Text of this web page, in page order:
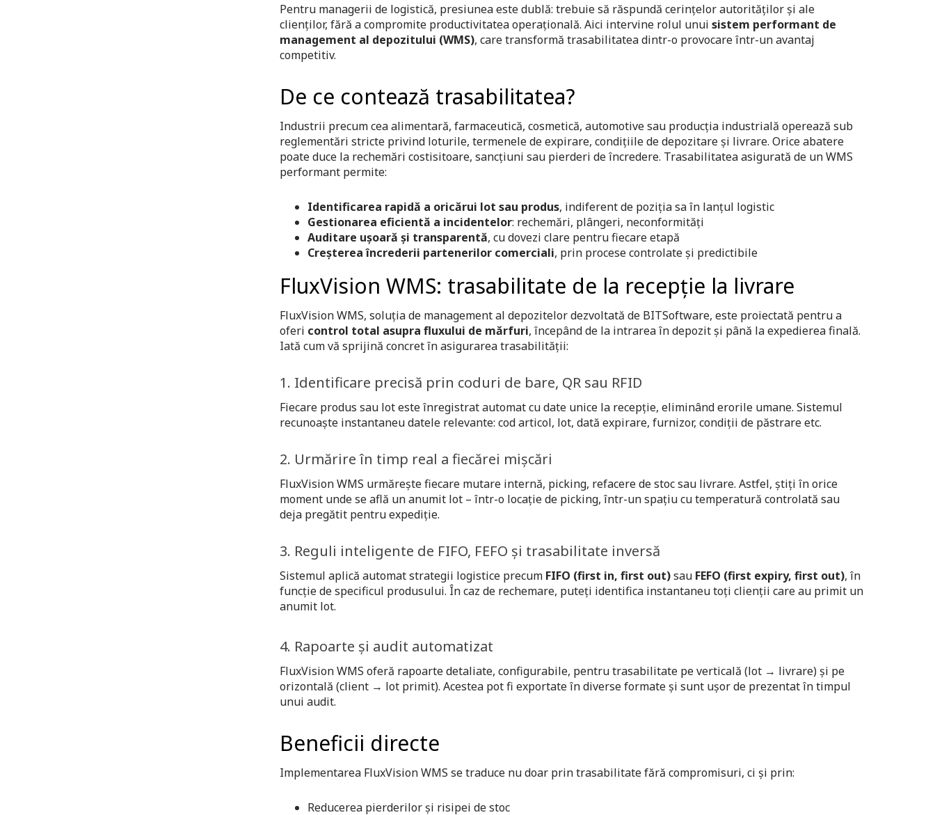
Pentru managerii de logistică, presiunea este dublă: trebuie să răspundă cerințelor autorităților și ale
clienților, fără a compromite productivitatea operațională. Aici intervine rolul unuisistem performant de
management al depozitului (WMS), care transformă trasabilitatea dintr-o provocare într-un avantaj
competitiv.
De ce contează trasabilitatea?
Industrii precum cea alimentară, farmaceutică, cosmetică, automotive sau producția industrială operează sub
reglementări stricte privind loturile, termenele de expirare, condițiile de depozitare și livrare. Orice abatere
poate duce la rechemări costisitoare, sancțiuni sau pierderi de încredere. Trasabilitatea asigurată de un WMS
performant permite:
Identificarea rapidă a oricărui lot sau produs, indiferent de poziția sa în lanțul logistic
Gestionarea eficientă a incidentelor: rechemări, plângeri, neconformități
Auditare ușoară și transparentă, cu dovezi clare pentru fiecare etapă
Creșterea încrederii partenerilor comerciali, prin procese controlate și predictibile
FluxVision WMS: trasabilitate de la recepție la livrare
FluxVision WMS, soluția de management al depozitelor dezvoltată de BITSoftware, este proiectată pentru a
oferi control total asupra fluxului de mărfuri, începând de la intrarea în depozit și până la expedierea finală.
Iată cum vă sprijină concret în asigurarea trasabilității:
1. Identificare precisă prin coduri de bare, QR sau RFID
Fiecare produs sau lot este înregistrat automat cu date unice la recepție, eliminând erorile umane. Sistemul
recunoaște instantaneu datele relevante: cod articol, lot, dată expirare, furnizor, condiții de păstrare etc.
2. Urmărire în timp real a fiecărei mișcări
FluxVision WMS urmărește fiecare mutare internă, picking, refacere de stoc sau livrare. Astfel, știți în orice
moment unde se află un anumit lot – într-o locație de picking, într-un spațiu cu temperatură controlată sau
deja pregătit pentru expediție.
3. Reguli inteligente de FIFO, FEFO și trasabilitate inversă
Sistemul aplică automat strategii logistice precum FIFO (first in, first out)sau FEFO (first expiry, first out), în
funcție de specificul produsului. În caz de rechemare, puteți identifica instantaneu toți clienții care au primit un
anumit lot.
4. Rapoarte și audit automatizat
FluxVision WMS oferă rapoarte detaliate, configurabile, pentru trasabilitate pe verticală (lot → livrare) și pe
orizontală (client → lot primit). Acestea pot fi exportate în diverse formate și sunt ușor de prezentat în timpul
unui audit.
Beneficii directe
Implementarea FluxVision WMS se traduce nu doar prin trasabilitate fără compromisuri, ci și prin:
Reducerea pierderilor și risipei de stoc